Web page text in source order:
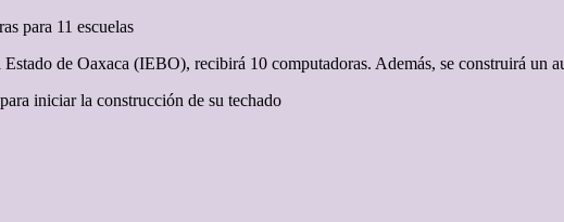
para 11 escuelas
de Oaxaca (IEBO), recibirá 10 computadoras. Además, se construirá un
iniciar la construcción de su techado